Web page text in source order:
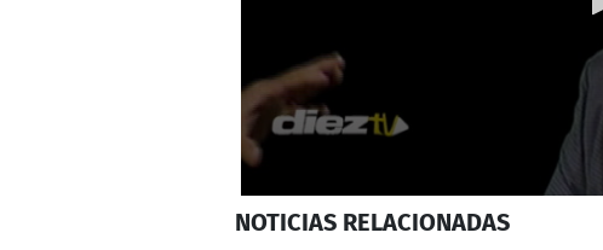
seconds
NOTICIAS RELACIONADAS